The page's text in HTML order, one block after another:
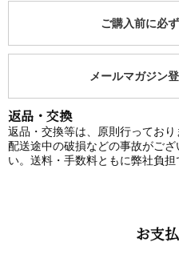
ご購入前に必
メールマガジン
返品・交換
返品・交換等は、原則行っており
配送途中の破損などの事故がご
い。送料・手数料ともに弊社負担
お支